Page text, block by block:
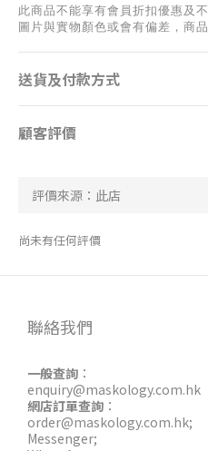
此商品不能享有會員折扣優惠及
圖片與實物顏色或會有偏差，商
送貨及付款方式
顧客評價
尚未有任何評價
聯絡我們
一般查詢 ：
enquiry@maskology.com.hk
網店訂單查詢 ：
order@maskology.com.hk;
Messenger;